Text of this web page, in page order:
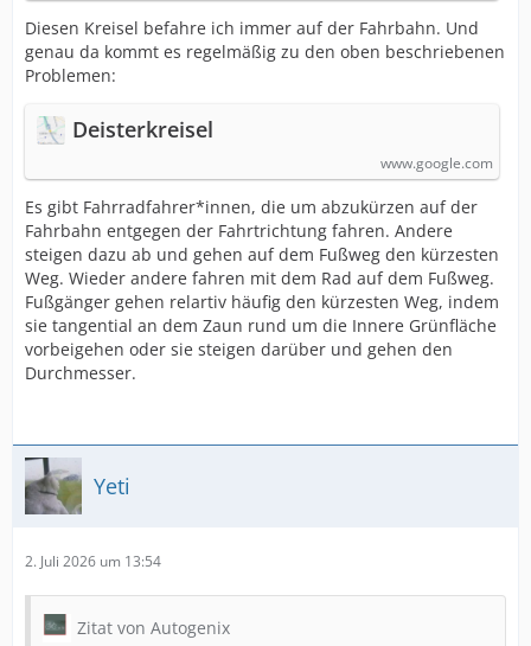
Diesen Kreisel befahre ich immer auf der Fahrbahn. Und
genau da kommt es regelmäßig zu den oben beschriebenen
Problemen:
Deisterkreisel
www.google.com
Es gibt Fahrradfahrer*innen, die um abzukürzen auf der
Fahrbahn entgegen der Fahrtrichtung fahren. Andere
steigen dazu ab und gehen auf dem Fußweg den kürzesten
Weg. Wieder andere fahren mit dem Rad auf dem Fußweg.
Fußgänger gehen relartiv häufig den kürzesten Weg, indem
sie tangential an dem Zaun rund um die Innere Grünfläche
vorbeigehen oder sie steigen darüber und gehen den
Durchmesser.
Yeti
2. Juli 2026 um 13:54
Zitat von Autogenix